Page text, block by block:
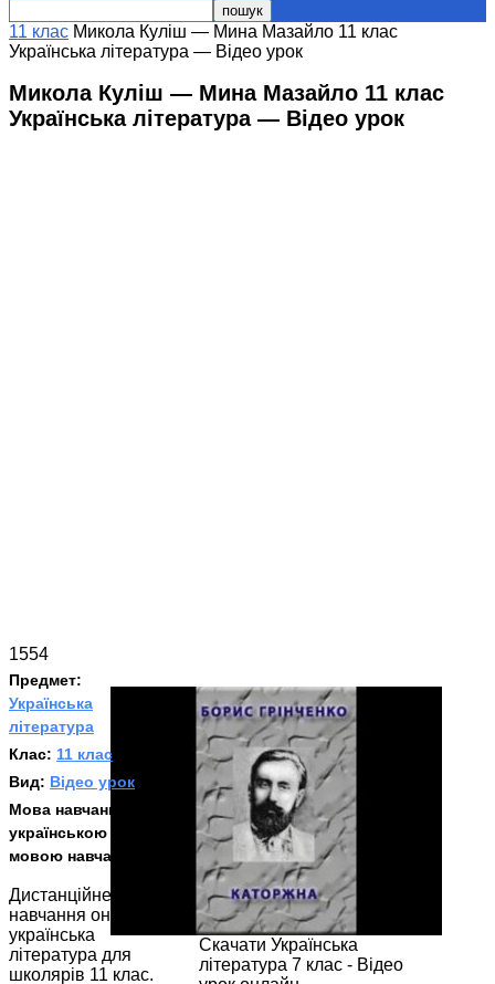
11 клас Микола Куліш — Мина Мазайло 11 клас
Українська література — Відео урок
Микола Куліш — Мина Мазайло 11 клас
Українська література — Відео урок
1554
Скачати Українська
література 7 клас - Відео
Предмет:
Українська
література
Клас: 11 клас
Вид: Відео урок
Мова навчання:
українською
мовою навчання
Дистанційне
навчання онлайн
українська
література для
школярів 11 клас.